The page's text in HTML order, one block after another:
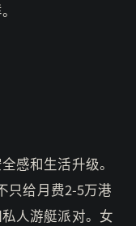
感和生活升级。
只给月费2-5万港
人游艇派对。女